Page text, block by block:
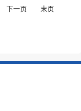
下一页 末页